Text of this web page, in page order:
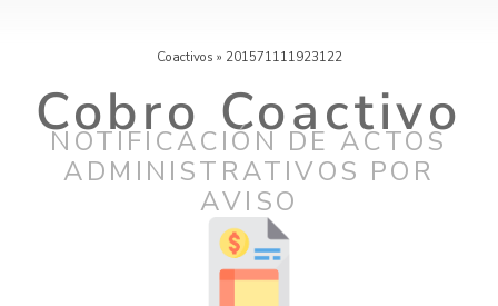
Coactivos » 201571111923122
Cobro Coactivo
NOTIFICACIÓN DE ACTOS
ADMINISTRATIVOS POR
AVISO